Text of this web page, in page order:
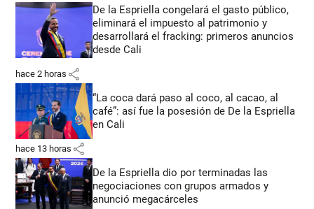
De la Espriella congelará el gasto público,
eliminará el impuesto al patrimonio y
desarrollará el fracking: primeros anuncios
desde Cali
hace 2 horas share
“La coca dará paso al coco, al cacao, al
café”: así fue la posesión de De la Espriella
en Cali
hace 13 horas share
De la Espriella dio por terminadas las
negociaciones con grupos armados y
anunció megacárceles